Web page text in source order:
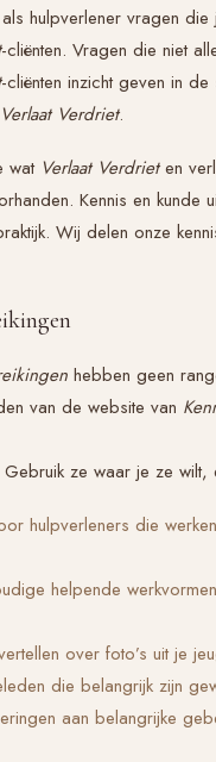
hulpverlener vragen die
-cliënten. Vragen die niet
-cliënten inzicht geven in
Verlaat Verdriet.
wat Verlaat Verdrieten
Kennis en kunde
Wij delen onze
hebben geen
van de website van
ze waar je ze wilt,
hulpverleners die
helpende
over foto’s uit je
die belangrijk zijn
aan belangrijke